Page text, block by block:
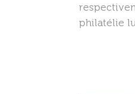
philatélie